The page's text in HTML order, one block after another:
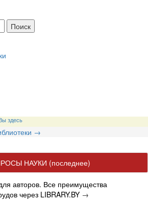
здесь
→
НАУКИ (последнее)
авторов. Все преимущества
через LIBRARY.BY →